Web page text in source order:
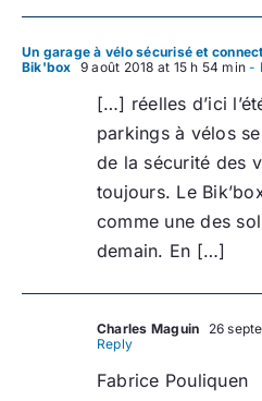
Un garage à vélo sécurisé et
Bik'box 9 août 2018 at 15 h 54 min -
[…] réelles d’ici
parkings à vélos
de la sécurité des
toujours. Le
comme une des
demain. En […]
Charles Maguin 26
Reply
Fabrice Pouliquen